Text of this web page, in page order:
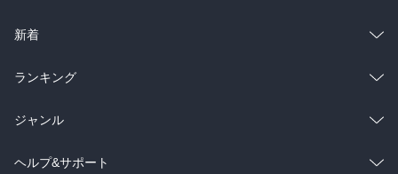
ラノベ
雑誌・グラビア
BL・TL
総合
ラノベ
雑誌・グラビア
BL・TL
新着
総合
ラノベ
雑誌・グラビア
ランキング
総合
ラノベ
ジャンル
コミック
ヘルプ&サポート